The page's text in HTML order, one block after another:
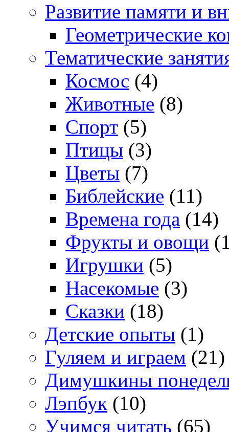
Развитие памяти и
Геометрические
Тематические
Космос (4)
Животные (8)
Спорт (5)
Птицы (3)
Цветы (7)
Библейские (11)
Времена года (14)
Фрукты и овощи
Игрушки (5)
Насекомые (3)
Сказки (18)
Детские опыты (1)
Гуляем и играем (21)
Димушкины
Лэпбук (10)
Учимся читать (65)